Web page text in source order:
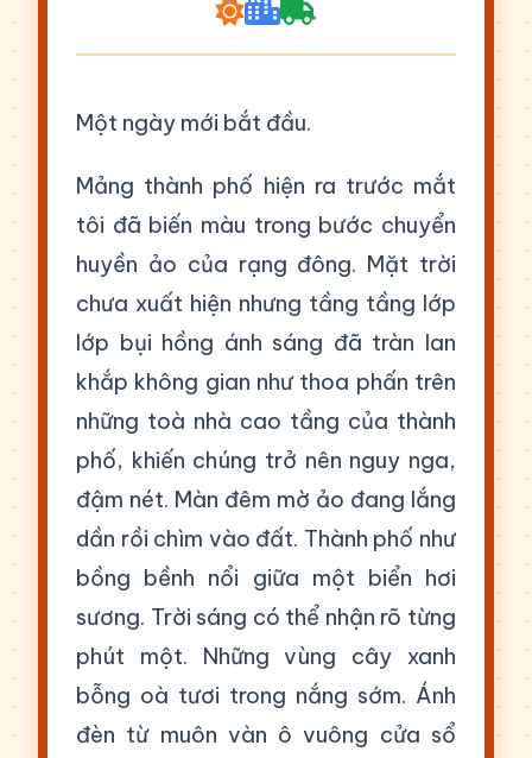
Một ngày mới bắt đầu.
Mảng thành phố hiện ra trước mắt
tôi đã biến màu trong bước chuyển
huyền ảo của rạng đông. Mặt trời
chưa xuất hiện nhưng tầng tầng lớp
lớp bụi hồng ánh sáng đã tràn lan
khắp không gian như thoa phấn trên
những toà nhà cao tầng của thành
phố, khiến chúng trở nên nguy nga,
đậm nét. Màn đêm mờ ảo đang lắng
dần rồi chìm vào đất. Thành phố như
bồng bềnh nổi giữa một biển hơi
sương. Trời sáng có thể nhận rõ từng
phút một. Những vùng cây xanh
bỗng oà tươi trong nắng sớm. Ánh
đèn từ muôn vàn ô vuông cửa sổ